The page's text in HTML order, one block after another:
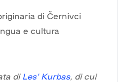
di Černivci
e cultura
di Les’ Kurbas, di cui